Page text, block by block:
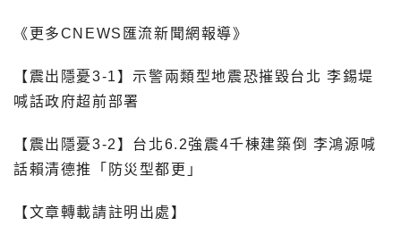
《更多CNEWS匯流新聞網報導》
【震出隱憂3-1】示警兩類型地震恐摧毀台北 李錫堤
喊話政府超前部署
【震出隱憂3-2】台北6.2強震4千棟建築倒 李鴻源喊
話賴清德推「防災型都更」
【文章轉載請註明出處】